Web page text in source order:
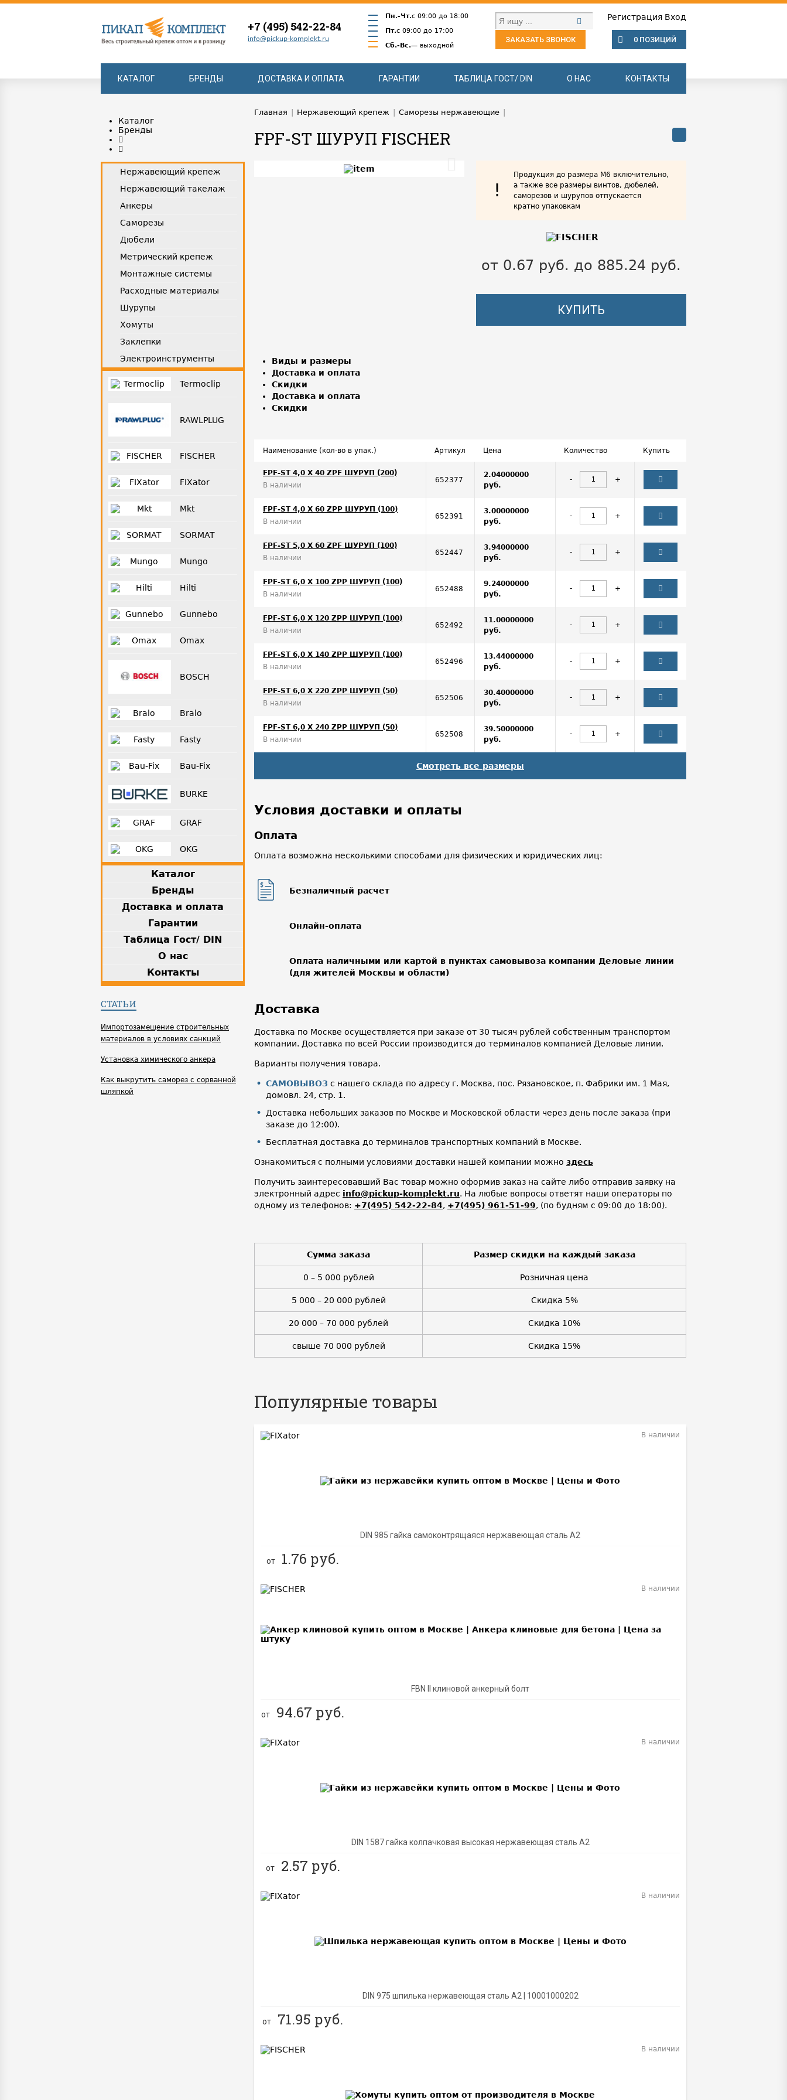
+7 (495) 542-22-84
info@pickup-komplekt.ru
Пн.-Чт.с 09:00 до 18:00
Пт.с 09:00 до 17:00
Сб.-Вс.— выходной
Регистрация Вход
ЗАКАЗАТЬ ЗВОНОК 0 ПОЗИЦИЙ
КАТАЛОГ БРЕНДЫ ДОСТАВКА И ОПЛАТА ГАРАНТИИ ТАБЛИЦА ГОСТ/ DIN О НАС КОНТАКТЫ
Каталог
Бренды
Нержавеющий крепеж
Нержавеющий такелаж
Анкеры
Саморезы
Дюбели
Метрический крепеж
Монтажные системы
Расходные материалы
Шурупы
Хомуты
Заклепки
Электроинструменты
Termoclip
RAWLPLUG
FISCHER
FIXator
Mkt
SORMAT
Mungo
Hilti
Gunnebo
Omax
BOSCH
Bralo
Fasty
Bau-Fix
BURKE
GRAF
OKG
Каталог
Бренды
Доставка и оплата
Гарантии
Таблица Гост/ DIN
О нас
Контакты
СТАТЬИ
Импортозамещение строительных
материалов в условиях санкций
Установка химического анкера
Как выкрутить саморез с сорванной
шляпкой
Главная Нержавеющий крепеж Саморезы нержавеющие
FPF-ST ШУРУП FISCHER
!
Продукция до размера М6 включительно,
а также все размеры винтов, дюбелей,
саморезов и шурупов отпускается
кратно упаковкам
от 0.67 руб. до 885.24 руб.
КУПИТЬ
Виды и размеры
Доставка и оплата
Скидки
Доставка и оплата
Скидки
Наименование (кол-во в упак.) Артикул Цена Количество Купить
FPF-ST 4,0 X 40 ZPF ШУРУП (200)
В наличии
652377
2.04000000
руб.
- +
FPF-ST 4,0 X 60 ZPP ШУРУП (100)
В наличии
652391
3.00000000
руб.
- +
FPF-ST 5,0 X 60 ZPF ШУРУП (100)
В наличии
652447
3.94000000
руб.
- +
FPF-ST 6,0 X 100 ZPP ШУРУП (100)
В наличии
652488
9.24000000
руб.
- +
FPF-ST 6,0 X 120 ZPP ШУРУП (100)
В наличии
652492
11.00000000
руб.
- +
FPF-ST 6,0 X 140 ZPP ШУРУП (100)
В наличии
652496
13.44000000
руб.
- +
FPF-ST 6,0 X 220 ZPP ШУРУП (50)
В наличии
652506
30.40000000
руб.
- +
FPF-ST 6,0 X 240 ZPP ШУРУП (50)
В наличии
652508
39.50000000
руб.
- +
Смотреть все размеры
Условия доставки и оплаты
Оплата
Оплата возможна несколькими способами для физических и юридических лиц:
Безналичный расчет
Онлайн-оплата
Оплата наличными или картой в пунктах самовывоза компании Деловые линии
(для жителей Москвы и области)
Доставка
Доставка по Москве осуществляется при заказе от 30 тысяч рублей собственным транспортом
компании. Доставка по всей России производится до терминалов компанией Деловые линии.
Варианты получения товара.
САМОВЫВОЗ с нашего склада по адресу г. Москва, пос. Рязановское, п. Фабрики им. 1 Мая,
домовл. 24, стр. 1.
Доставка небольших заказов по Москве и Московской области через день после заказа (при
заказе до 12:00).
Бесплатная доставка до терминалов транспортных компаний в Москве.
Ознакомиться с полными условиями доставки нашей компании можно здесь
Получить заинтересовавший Вас товар можно оформив заказ на сайте либо отправив заявку на
электронный адрес info@pickup-komplekt.ru. На любые вопросы ответят наши операторы по
одному из телефонов: +7(495) 542-22-84, +7(495) 961-51-99, (по будням с 09:00 до 18:00).
Сумма заказа Размер скидки на каждый заказа
0 – 5 000 рублей Розничная цена
5 000 – 20 000 рублей Скидка 5%
20 000 – 70 000 рублей Скидка 10%
свыше 70 000 рублей Скидка 15%
Популярные товары
DIN 985 гайка самоконтрящаяся нержавеющая сталь A2
В наличии
от 1.76 руб.
FBN II клиновой анкерный болт
В наличии
от 94.67 руб.
DIN 1587 гайка колпачковая высокая нержавеющая сталь А2
В наличии
от 2.57 руб.
DIN 975 шпилька нержавеющая сталь A2 | 10001000202
В наличии
от 71.95 руб.
В наличии